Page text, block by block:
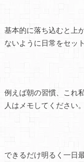
基本的に落ち込むと上
ないように日常をセッ
例えば朝の習慣、これ
人はメモしてください。
できるだけ明るく一日